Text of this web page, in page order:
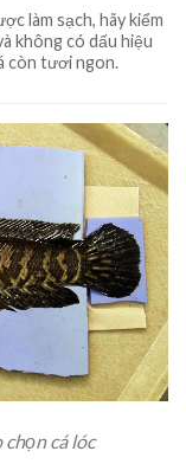
làm sạch, hãy kiểm
không có dấu hiệu
còn tươi ngon.
cá lóc